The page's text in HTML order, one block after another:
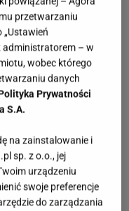
przetwarzaniu
„Ustawień
administratorem – w
wobec którego
danych
Prywatności
S.A.
na zainstalowanie i
sp. z o.o., jej
urządzeniu
swoje preferencje
do zarządzania